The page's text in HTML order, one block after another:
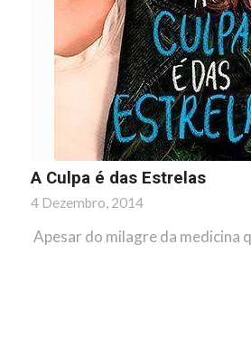
A Culpa é das Estrelas
4 Dezembro, 2014
Apesar do milagre da medicina